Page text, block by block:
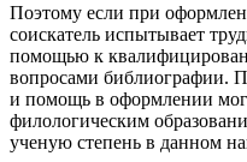
Поэтому если при
соискатель испытывает
помощью к
вопросами библиографии.
и помощь в оформлении
филологическим
ученую степень в данном